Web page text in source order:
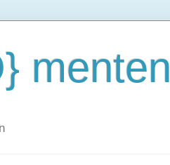
menten